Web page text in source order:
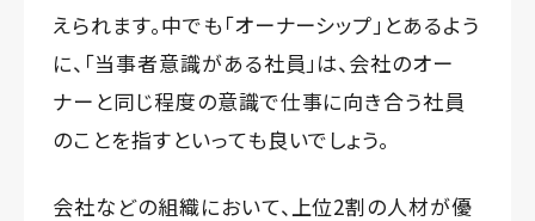
えられます。中でも「オーナーシップ」とあるよう
に、「当事者意識がある社員」は、会社のオー
ナーと同じ程度の意識で仕事に向き合う社員
のことを指すといっても良いでしょう。
会社などの組織において、上位2割の人材が優